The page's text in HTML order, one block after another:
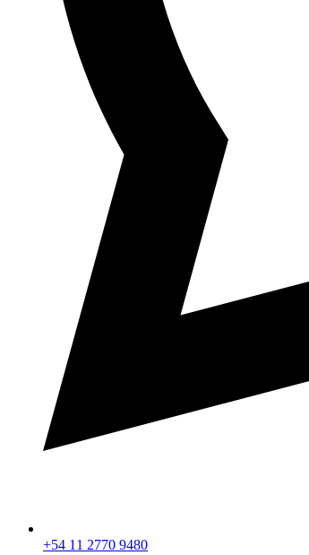
+54 11 2770 9480